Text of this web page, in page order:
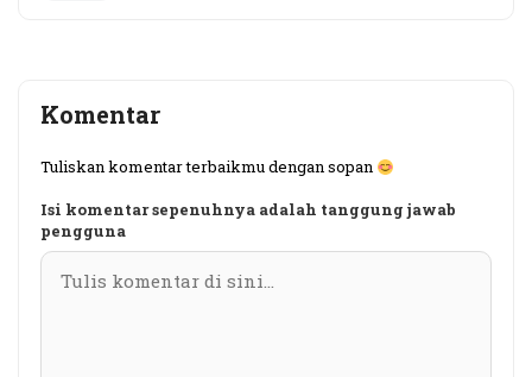
Komentar
Tuliskan komentar terbaikmu dengan sopan
Isi komentar sepenuhnya adalah tanggung jawab
pengguna